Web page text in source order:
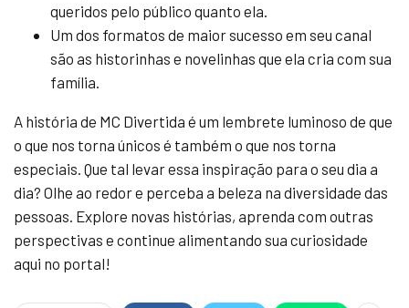
queridos pelo público quanto ela.
Um dos formatos de maior sucesso em seu canal
são as historinhas e novelinhas que ela cria com sua
família.
A história de MC Divertida é um lembrete luminoso de que
o que nos torna únicos é também o que nos torna
especiais. Que tal levar essa inspiração para o seu dia a
dia? Olhe ao redor e perceba a beleza na diversidade das
pessoas. Explore novas histórias, aprenda com outras
perspectivas e continue alimentando sua curiosidade
aqui no portal!